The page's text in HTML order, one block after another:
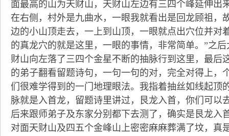
面最高的山为天财山，天财山左边有三四个峰延伸出
在右侧，村外是九曲水，一眼我就看出是回龙顾祖，
边的小山顶走去，一上到山顶，一眼就点出穴位并对
的真龙穴的就是这里，一眼的事情，非常简单。”之
财山向左落了三四个金星不断的抽脉行到这里，最后
的弟子翻看留题诗句，一句一句的对，完全对得上，
们很难学得到的一门地理眼法。我指着抽丝如线起顶
脉就是入首龙，留题诗里讲过，艮龙入首，你们可以
后来跟师弟子及东家分别都下去测了，确实是艮龙入
对面天财山及四五个金峰山上密密麻麻葬满了坟，真